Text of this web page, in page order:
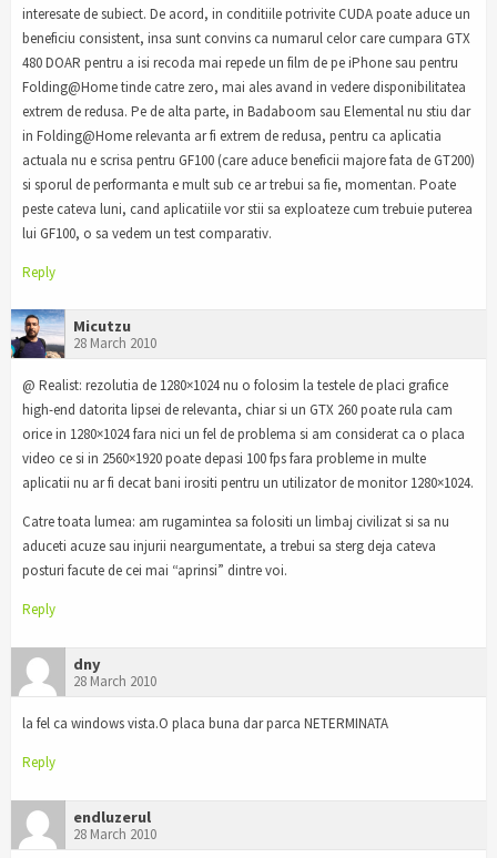
interesate de subiect. De acord, in conditiile potrivite CUDA poate aduce un
beneficiu consistent, insa sunt convins ca numarul celor care cumpara GTX
480 DOAR pentru a isi recoda mai repede un film de pe iPhone sau pentru
Folding@Home tinde catre zero, mai ales avand in vedere disponibilitatea
extrem de redusa. Pe de alta parte, in Badaboom sau Elemental nu stiu dar
in Folding@Home relevanta ar fi extrem de redusa, pentru ca aplicatia
actuala nu e scrisa pentru GF100 (care aduce beneficii majore fata de GT200)
si sporul de performanta e mult sub ce ar trebui sa fie, momentan. Poate
peste cateva luni, cand aplicatiile vor stii sa exploateze cum trebuie puterea
lui GF100, o sa vedem un test comparativ.
Reply
Micutzu
28 March 2010
@ Realist: rezolutia de 1280×1024 nu o folosim la testele de placi grafice
high-end datorita lipsei de relevanta, chiar si un GTX 260 poate rula cam
orice in 1280×1024 fara nici un fel de problema si am considerat ca o placa
video ce si in 2560×1920 poate depasi 100 fps fara probleme in multe
aplicatii nu ar fi decat bani irositi pentru un utilizator de monitor 1280×1024.
Catre toata lumea: am rugamintea sa folositi un limbaj civilizat si sa nu
aduceti acuze sau injurii neargumentate, a trebui sa sterg deja cateva
posturi facute de cei mai “aprinsi” dintre voi.
Reply
dny
28 March 2010
la fel ca windows vista.O placa buna dar parca NETERMINATA
Reply
endluzerul
28 March 2010